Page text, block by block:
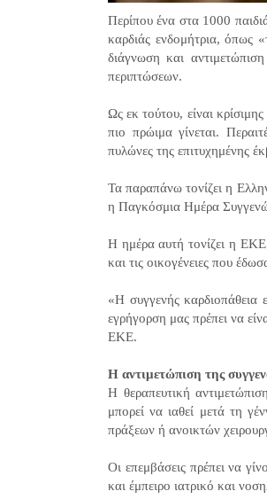
Περίπου ένα στα 1000
καρδιάς ενδομήτρια, όπως
διάγνωση και
περιπτώσεων.
Ως εκ τούτου, είναι
πιο πρώιμα γίνεται.
πυλώνες της επιτυχημένης
Τα παραπάνω τονίζει η
η Παγκόσμια Ημέρα
Η ημέρα αυτή τονίζει η
και τις οικογένειες που
«Η συγγενής καρδιοπάθεια
εγρήγορση μας πρέπει να
ΕΚΕ.
Η αντιμετώπιση της
Η θεραπευτική
μπορεί να ιαθεί μετά τη
πράξεων ή ανοικτών
Οι επεμβάσεις πρέπει να
και έμπειρο ιατρικό και